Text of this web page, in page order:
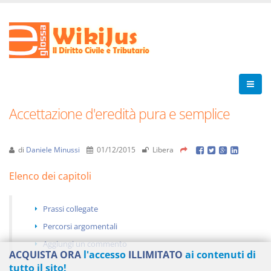
Accettazione d'eredità pura e semplice
di Daniele Minussi 01/12/2015 Libera
Elenco dei capitoli
Prassi collegate
Percorsi argomentali
Aggiungi un commento
ACQUISTA ORA l'accesso ILLIMITATO ai contenuti di
tutto il sito!